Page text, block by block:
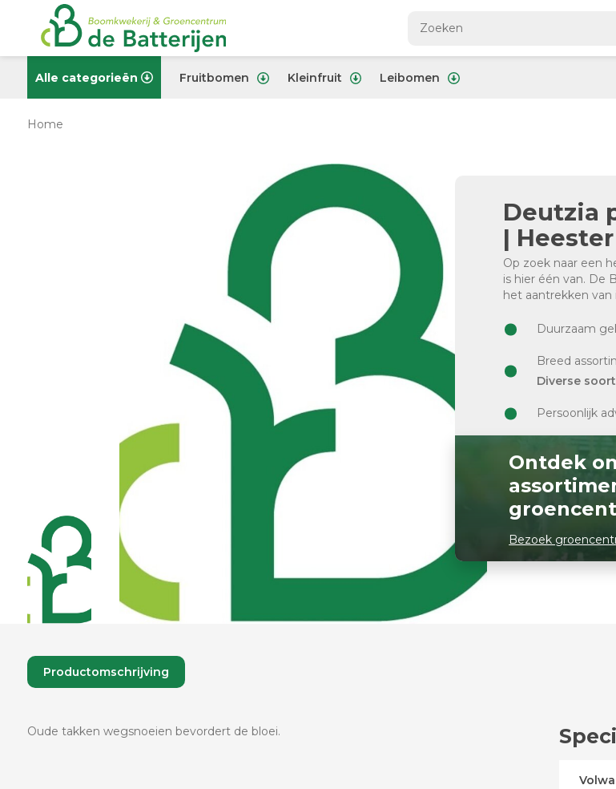
Alle categorieën Fruitbomen Kleinfruit Leibomen
Home
Deutzia
| Heester
Op zoek naar een
is hier één van. De
het aantrekken van
Duurzaam
Breed
Diverse
Persoonlijk
Ontdek
Bezoek
Productomschrijving
Oude takken wegsnoeien bevordert de bloei.